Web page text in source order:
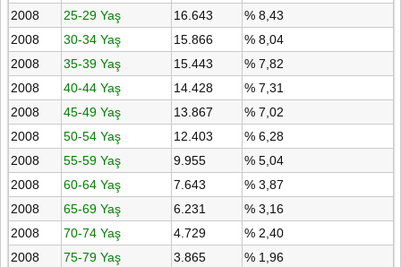
2008
25-29 Yaş 16.643
% 8,43
2008
30-34 Yaş 15.866
% 8,04
2008
35-39 Yaş 15.443
% 7,82
2008
40-44 Yaş 14.428
% 7,31
2008
45-49 Yaş 13.867
% 7,02
2008
50-54 Yaş 12.403
% 6,28
2008
55-59 Yaş 9.955
% 5,04
2008
60-64 Yaş 7.643
% 3,87
2008
65-69 Yaş 6.231
% 3,16
2008
70-74 Yaş 4.729
% 2,40
2008
75-79 Yaş 3.865 % 1,96